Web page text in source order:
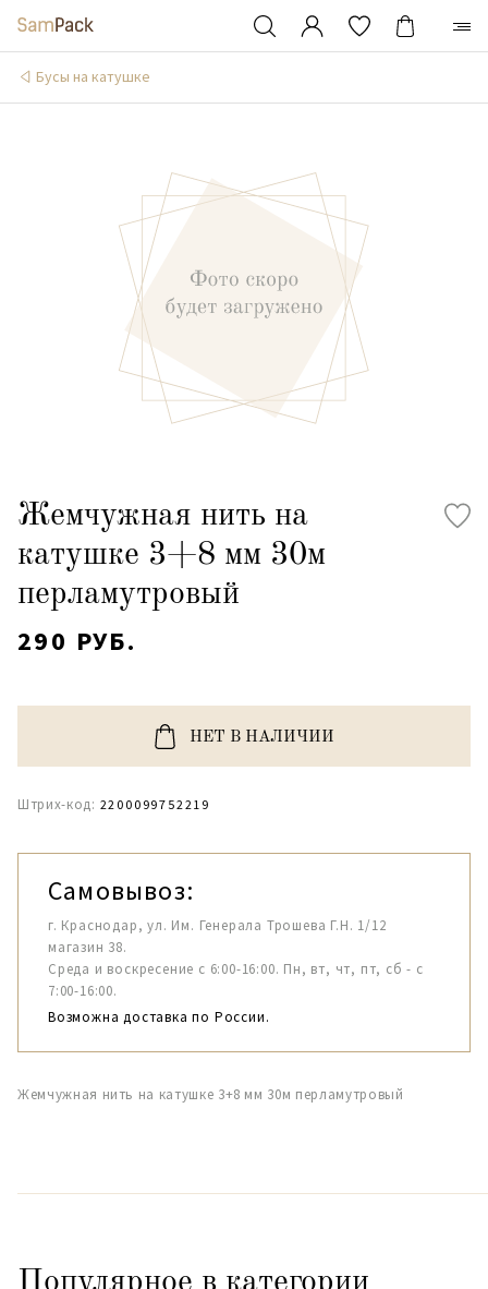
Бусы на катушке
Жемчужная нить на
катушке 3+8 мм 30м
перламутровый
290 РУБ.
НЕТ В НАЛИЧИИ
Штрих-код: 2200099752219
Самовывоз:
г. Краснодар, ул. Им. Генерала Трошева Г.Н. 1/12
магазин 38.
Среда и воскресение с 6:00-16:00. Пн, вт, чт, пт, сб - с
7:00-16:00.
Возможна доставка по России.
Жемчужная нить на катушке 3+8 мм 30м перламутровый
Популярное в категории